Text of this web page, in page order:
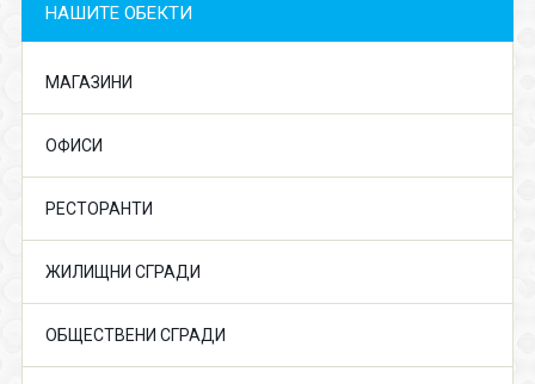
НАШИТЕ ОБЕКТИ
МАГАЗИНИ
ОФИСИ
РЕСТОРАНТИ
ЖИЛИЩНИ СГРАДИ
ОБЩЕСТВЕНИ СГРАДИ